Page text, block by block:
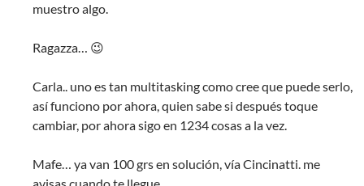
muestro algo.
Ragazza… 😉
Carla.. uno es tan multitasking como cree que puede serlo,
así funciono por ahora, quien sabe si después toque
cambiar, por ahora sigo en 1234 cosas a la vez.
Mafe… ya van 100 grs en solución, vía Cincinatti. me